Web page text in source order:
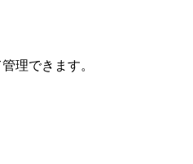
理できます。